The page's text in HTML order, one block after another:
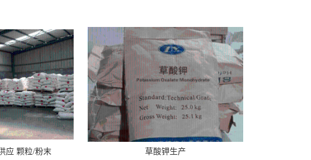
应 颗粒/粉末 草酸钾生产